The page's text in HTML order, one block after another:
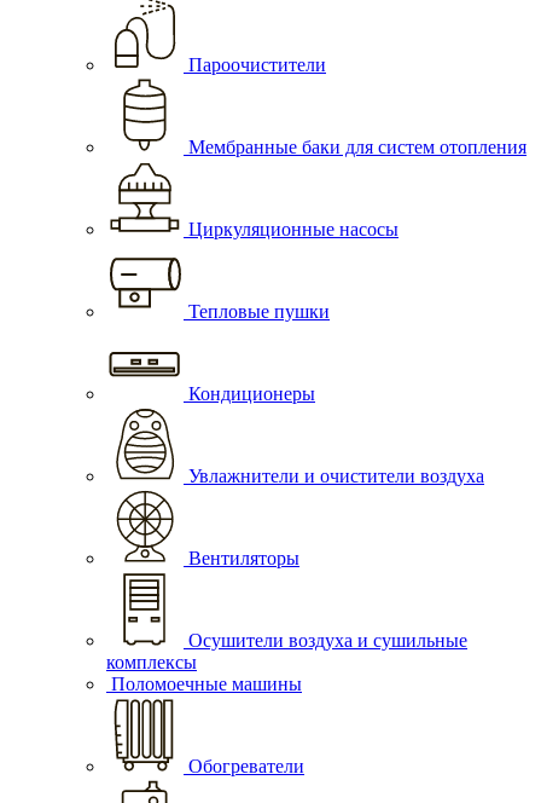
Пароочистители
Мембранные баки для систем отопления
Циркуляционные насосы
Тепловые пушки
Кондиционеры
Увлажнители и очистители воздуха
Вентиляторы
Осушители воздуха и сушильные
комплексы
Поломоечные машины
Обогреватели